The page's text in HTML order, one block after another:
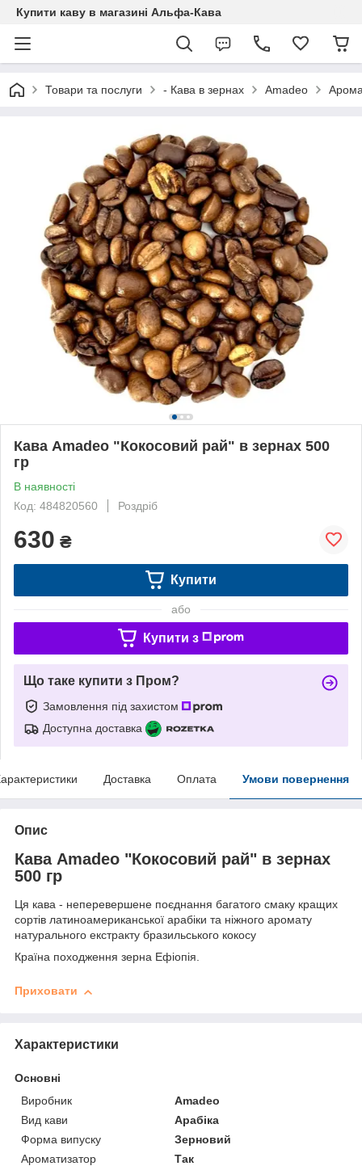
Купити каву в магазині Альфа-Кава
Товари та послуги - Кава в зернах Amadeo
Кава Amadeo "Кокосовий рай" в зернах 500
гр
В наявності
Код: 484820560
Роздріб
630 ₴
Купити
або
Купити з
Що таке купити з Пром?
Замовлення під захистом
Доступна доставка
Доставка Оплата Умови повернення
Опис
Кава Amadeo "Кокосовий рай" в зернах
500 гр
Ця кава - неперевершене поєднання багатого смаку кращих
сортів латиноамериканської арабіки та ніжного аромату
натурального екстракту бразильського кокосу
Країна походження зерна Ефіопія.
Приховати
Характеристики
Основні
Виробник
Amadeo
Вид кави
Арабіка
Форма випуску
Зерновий
Ароматизатор
Так